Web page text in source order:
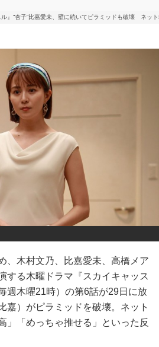
ル』“杏子”比嘉愛未、壁に続いてピラミッドも破壊 ネッ
、木村文乃、比嘉愛未、高橋メア
する木曜ドラマ『スカイキャッス
週木曜21時）の第6話が29日に放
嘉）がピラミッドを破壊。ネット
」「めっちゃ推せる」といった反